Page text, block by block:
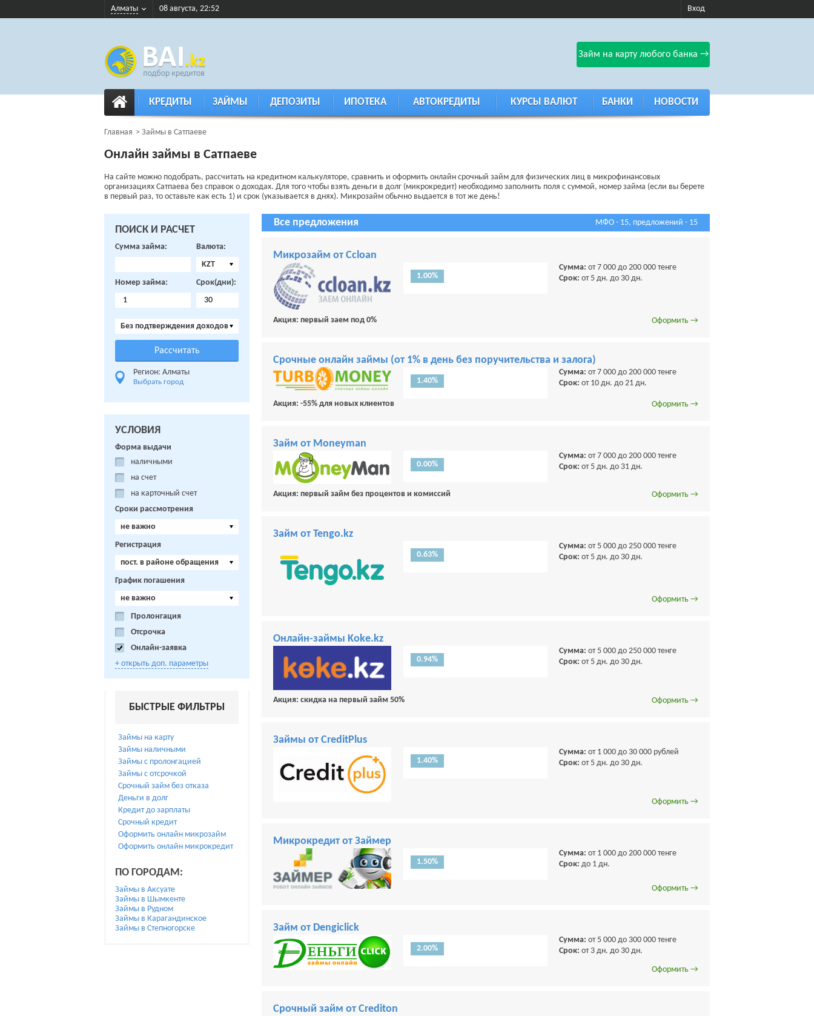
Алматы 08 августа, 22:52 Вход
Займ на карту любого банка →
КРЕДИТЫ ЗАЙМЫ ДЕПОЗИТЫ ИПОТЕКА АВТОКРЕДИТЫ КУРСЫ ВАЛЮТ БАНКИ НОВОСТИ
Главная Займы в Сатпаеве
Онлайн займы в Сатпаеве
На сайте можно подобрать, рассчитать на кредитном калькуляторе, сравнить и оформить онлайн срочный займ для физических лиц в микрофинансовых
организациях Сатпаева без справок о доходах. Для того чтобы взять деньги в долг (микрокредит) необходимо заполнить поля с суммой, номер займа (если вы берете
в первый раз, то оставьте как есть 1) и срок (указывается в днях). Микрозайм обычно выдается в тот же день!
Все предложения МФО - 15, предложений - 15
Микрозайм от Ccloan
1.00%
Сумма: от 7 000 до 200 000 тенге
Срок: от 5 дн. до 30 дн.
Акция: первый заем под 0% Оформить →
Срочные онлайн займы (от 1% в день без поручительства и залога)
1.40%
Сумма: от 7 000 до 200 000 тенге
Срок: от 10 дн. до 21 дн.
Акция: -55% для новых клиентов Оформить →
Займ от Moneyman
0.00%
Сумма: от 7 000 до 200 000 тенге
Срок: от 5 дн. до 31 дн.
Акция: первый займ без процентов и комиссий Оформить →
Займ от Tengo.kz
0.63%
Сумма: от 5 000 до 250 000 тенге
Срок: от 5 дн. до 30 дн.
Оформить →
Онлайн-займы Koke.kz
0.94%
Сумма: от 5 000 до 250 000 тенге
Срок: от 5 дн. до 30 дн.
Акция: скидка на первый займ 50% Оформить →
Займы от CreditPlus
1.40%
Сумма: от 1 000 до 30 000 рублей
Срок: от 5 дн. до 30 дн.
Оформить →
Микрокредит от Займер
1.50%
Сумма: от 1 000 до 200 000 тенге
Срок: до 1 дн.
Оформить →
Займ от Dengiclick
2.00%
Сумма: от 5 000 до 300 000 тенге
Срок: от 3 дн. до 30 дн.
Оформить →
Срочный займ от Crediton
ПОИСК И РАСЧЕТ
Сумма займа:
Валюта:
KZT
Номер займа:
Срок(дни):
Без подтверждения доходов
Регион: Алматы
Выбрать город
УСЛОВИЯ
Форма выдачи
наличными
на счет
на карточный счет
Сроки рассмотрения
не важно
Регистрация
пост. в районе обращения
График погашения
не важно
Пролонгация
Отсрочка
Онлайн-заявка
+ открыть доп. параметры
БЫСТРЫЕ ФИЛЬТРЫ
Займы на карту
Займы наличными
Займы с пролонгацией
Займы с отсрочкой
Срочный займ без отказа
Деньги в долг
Кредит до зарплаты
Срочный кредит
Оформить онлайн микрозайм
Оформить онлайн микрокредит
ПО ГОРОДАМ:
Займы в Аксуате
Займы в Шымкенте
Займы в Рудном
Займы в Карагандинское
Займы в Степногорске